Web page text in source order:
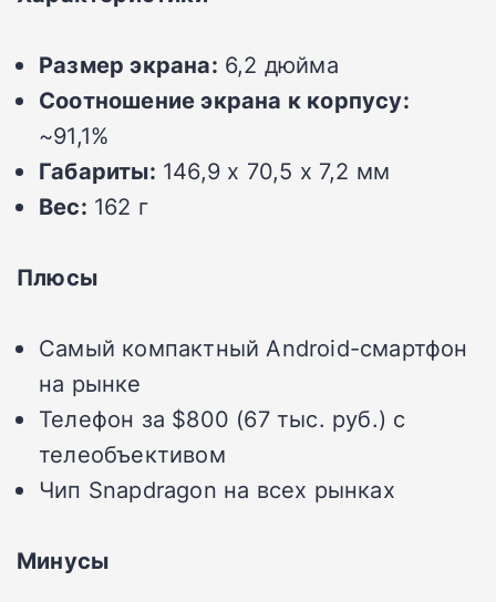
Размер экрана: 6,2 дюйма
Соотношение экрана к корпусу:
~91,1%
Габариты: 146,9 x 70,5 x 7,2 мм
Вес: 162 г
Плюсы
Самый компактный Android-смартфон
на рынке
Телефон за $800 (67 тыс. руб.) с
телеобъективом
Чип Snapdragon на всех рынках
Минусы